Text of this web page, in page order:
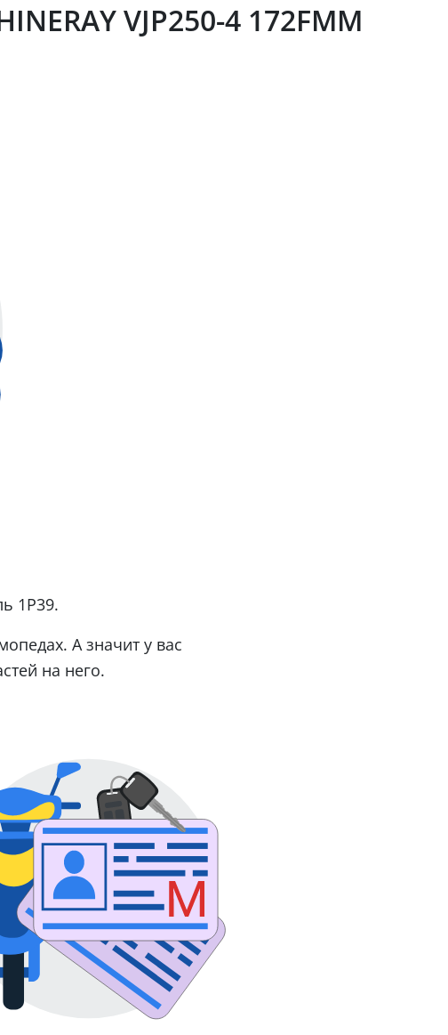
VJP250-4 172FMM
1Р39.
А значит у вас
на него.